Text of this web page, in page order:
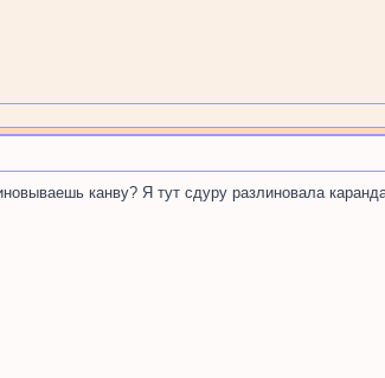
канву? Я тут сдуру разлиновала